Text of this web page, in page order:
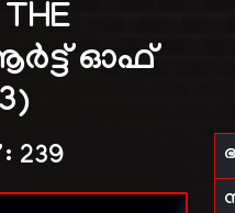
ഓഫ്
239